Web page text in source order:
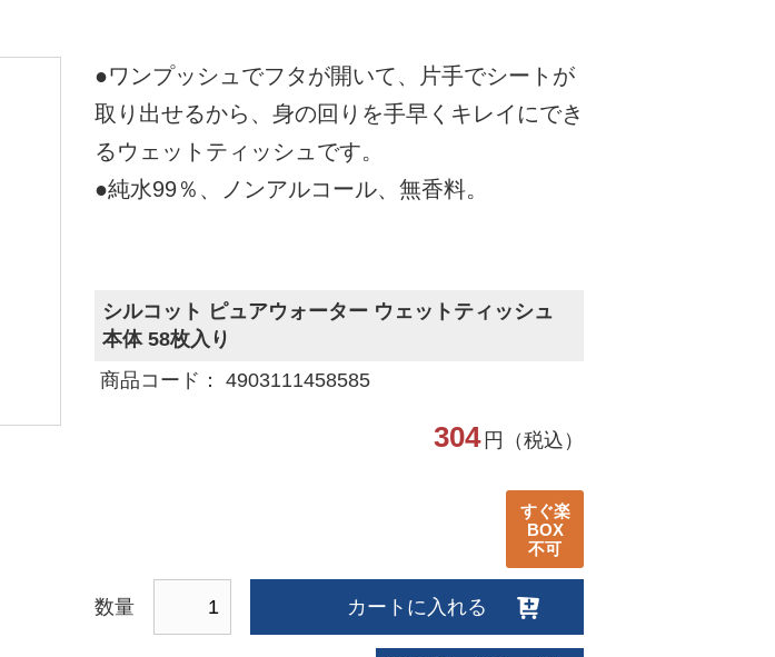
●ワンプッシュでフタが開いて、片手でシートが
取り出せるから、身の回りを手早くキレイにでき
るウェットティッシュです。
●純水99％、ノンアルコール、無香料。
シルコット ピュアウォーター ウェットティッシュ
本体 58枚入り
商品コード： 4903111458585
304 円（税込）
すぐ楽
BOX
不可
数量 カートに入れる